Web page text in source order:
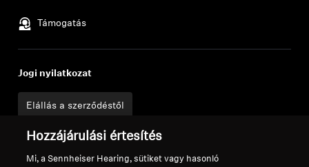
Támogatás
Jogi nyilatkozat
Elállás a szerződéstől
Globális adatvédelmi szabályzat
Általános szerződési feltételek az
online fogyasztói értékesítésre
Hozzájárulási értesítés
Mi, a Sennheiser Hearing, sütiket vagy hasonló